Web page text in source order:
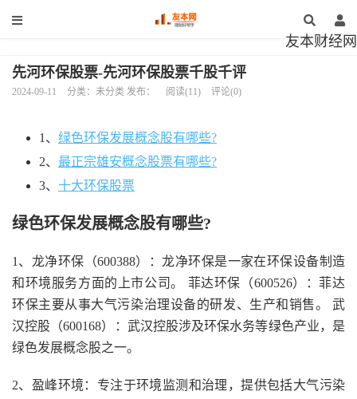
友本财经网
先河环保股票-先河环保股票千股千评
2024-09-11 分类：未分类 发布： 阅读(11) 评论(0)
1、 绿色环保发展概念股有哪些?
2、 最正宗雄安概念股票有哪些?
3、 十大环保股票
绿色环保发展概念股有哪些?
1、龙净环保（600388）：龙净环保是一家在环保设备制造
和环境服务方面的上市公司。 菲达环保（600526）：菲达
环保主要从事大气污染治理设备的研发、生产和销售。 武
汉控股（600168）：武汉控股涉及环保水务等绿色产业，是
绿色发展概念股之一。
2、盈峰环境：专注于环境监测和治理，提供包括大气污染